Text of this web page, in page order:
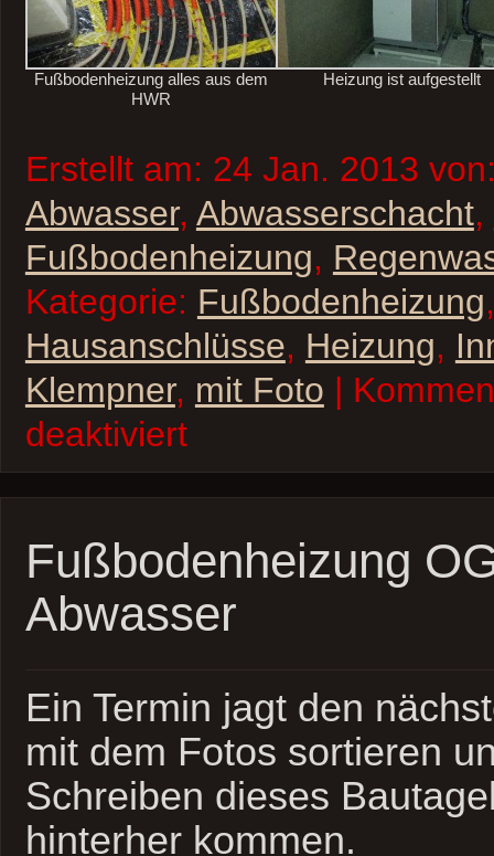
Fußbodenheizung alles aus dem
HWR
Heizung ist aufgestellt
Erstellt am: 24 Jan. 2013
Abwasser, Abwasserschacht,
Fußbodenheizung,
Kategorie: Fußbodenheizung
Hausanschlüsse, Heizung,
Klempner, mit Foto |
deaktiviertFußbodenheizung
Abwasser
Fußbodenheizung
Abwasser
Ein Termin jagt den
mit dem Fotos sortieren
Schreiben dieses
hinterher kommen.